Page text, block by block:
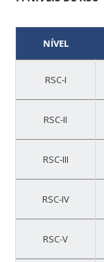
NÍVEL
RSC-I
RSC-II
RSC-III
RSC-IV
RSC-V